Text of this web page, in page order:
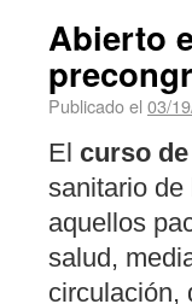
Abierto
Publicado el 03/
El curso
sanitario de
aquellos
salud,
circulación,